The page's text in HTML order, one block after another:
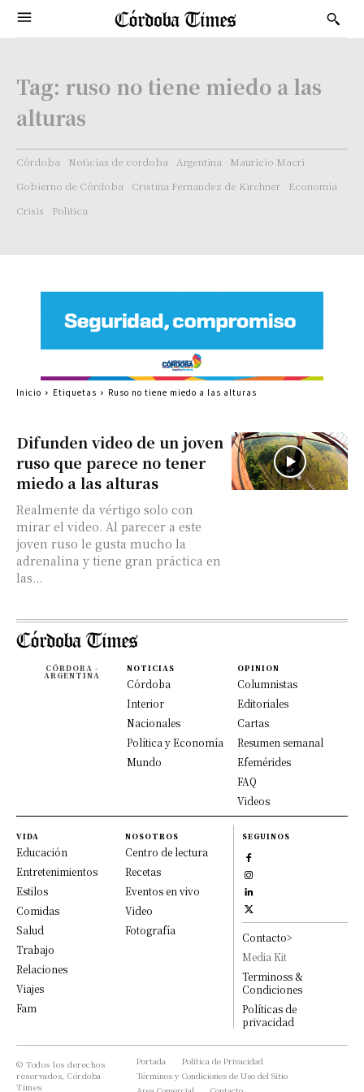
Tag: ruso no tiene miedo a las
alturas
Córdoba Noticias de cordoba Argentina
Mauricio Macri
Gobierno de Córdoba
Cristina Fernandez de Kirchner
Economía
Crisis
Politica
Difunden video de un joven
ruso que parece no tener
miedo a las alturas
Realmente da vértigo solo con
mirar el video. Al parecer a este
joven ruso le gusta mucho la
adrenalina y tiene gran práctica en
las...
Inicio Etiquetas Ruso no tiene miedo a las alturas
CÓRDOBA -
ARGENTINA
NOTICIAS
Córdoba
Interior
Nacionales
Política y Economía
Mundo
OPINION
Columnistas
Editoriales
Cartas
Resumen semanal
Efemérides
FAQ
Videos
VIDA
Educación
Entretenimientos
Estilos
Comidas
Salud
Trabajo
Relaciones
Viajes
Fam
NOSOTROS
Centro de lectura
Recetas
Eventos en vivo
Video
Fotografía
SEGUINOS
Contacto>
Media Kit
Terminoss &
Condiciones
Políticas de
privacidad
© Todos los derechos
reservados, Córdoba
Times
Portada
Política de Privacidad
Términos y Condiciones de Uso del Sitio